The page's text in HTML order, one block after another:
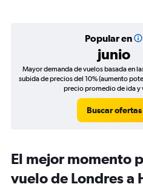
Popular en
junio
Mayor demanda de vuelos basada en
subida de precios del 10% (aumento
precio promedio de ida y
Buscar ofertas
El mejor momento
vuelo de Londres a